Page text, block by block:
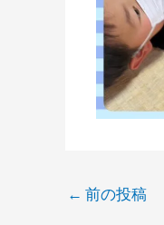
← 前の投稿